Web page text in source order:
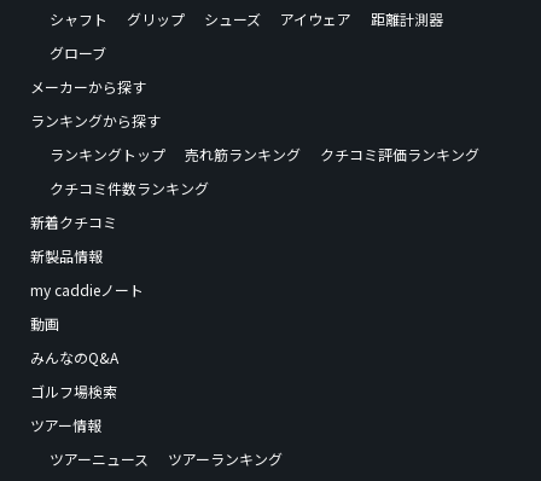
シャフト
グリップ シューズ アイウェア
距離計測器
グローブ
メーカーから探す
ランキングから探す
ランキングトップ
売れ筋ランキング
クチコミ評価ランキング
クチコミ件数ランキング
新着クチコミ
新製品情報
my caddieノート
動画
みんなのQ&A
ゴルフ場検索
ツアー情報
ツアーニュース
ツアーランキング